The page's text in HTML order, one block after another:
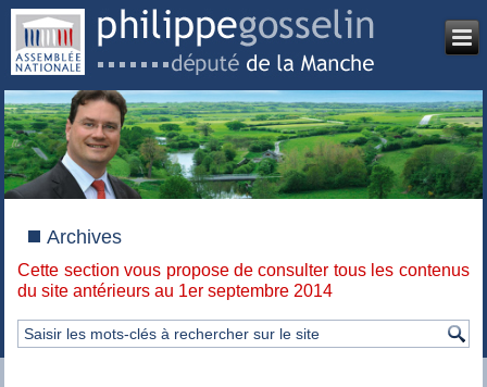
Archives
Cette section vous propose de consulter tous les contenus
du site antérieurs au 1er septembre 2014